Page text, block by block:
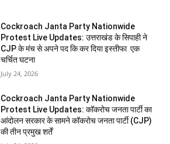
Cockroach Janta Party Nationwide
Protest Live Updates: उत्तराखंड के सिपाही ने
CJP के मंच से अपने पद कि कर दिया इस्तीफा एक
चर्चित घटना
July 24, 2026
Cockroach Janta Party Nationwide
Protest Live Updates: कॉकरोच जनता पार्टी का
आंदोलन सरकार के सामने कॉकरोच जनता पार्टी (CJP)
की तीन प्रमुख शर्तें